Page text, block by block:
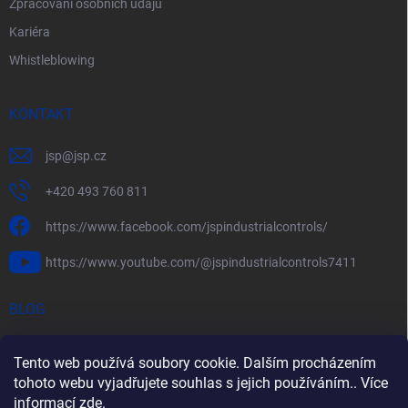
Tento web používá soubory cookie. Dalším procházením
tohoto webu vyjadřujete souhlas s jejich používáním.. Více
informací zde.
Zpracování osobních údajů
Kariéra
Whistleblowing
KONTAKT
jsp@jsp.cz
+420 493 760 811
https://www.facebook.com/jspindustrialcontrols/
https://www.youtube.com/@jspindustrialcontrols7411
BLOG
Stručný průvodce prostředím s nebezpečím výbuchu